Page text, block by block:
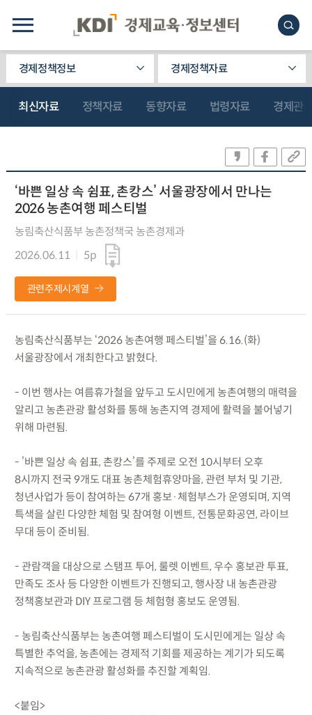
경제정책정보 경제정책자료
최신자료 정책자료 동향자료 법령자료 경제관
‘바쁜 일상 속 쉼표, 촌캉스’ 서울광장에서 만나는
2026 농촌여행 페스티벌
농림축산식품부 농촌정책국 농촌경제과
2026.06.11
5p
관련주제시계열
농림축산식품부는 ‘2026 농촌여행 페스티벌’을 6.16.(화)
서울광장에서 개최한다고 밝혔다.
- 이번 행사는 여름휴가철을 앞두고 도시민에게 농촌여행의 매력을
알리고 농촌관광 활성화를 통해 농촌지역 경제에 활력을 불어넣기
위해 마련됨.
- ’바쁜 일상 속 쉼표, 촌캉스’를 주제로 오전 10시부터 오후
8시까지 전국 9개도 대표 농촌체험휴양마을, 관련 부처 및 기관,
청년사업가 등이 참여하는 67개 홍보·체험부스가 운영되며, 지역
특색을 살린 다양한 체험 및 참여형 이벤트, 전통문화공연, 라이브
무대 등이 준비됨.
- 관람객을 대상으로 스탬프 투어, 룰렛 이벤트, 우수 홍보관 투표,
만족도 조사 등 다양한 이벤트가 진행되고, 행사장 내 농촌관광
정책홍보관과 DIY 프로그램 등 체험형 홍보도 운영됨.
- 농림축산식품부는 농촌여행 페스티벌이 도시민에게는 일상 속
특별한 추억을, 농촌에는 경제적 기회를 제공하는 계기가 되도록
지속적으로 농촌관광 활성화를 추진할 계획임.
<붙임>